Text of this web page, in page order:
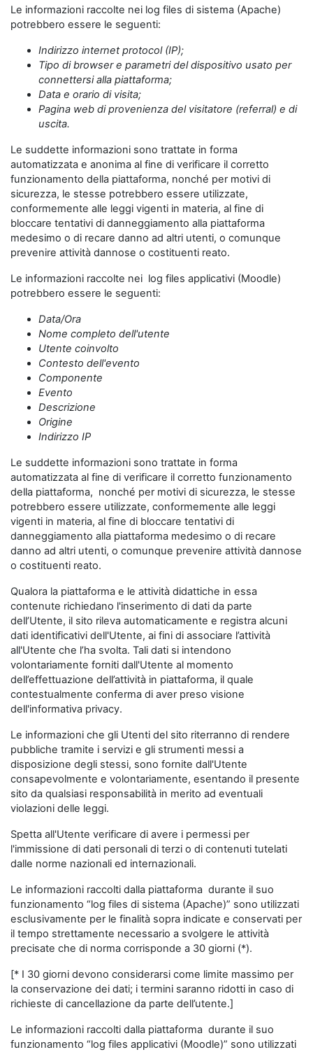
Le informazioni raccolte nei log files di sistema (Apache)
potrebbero essere le seguenti:
Indirizzo internet protocol (IP);
Tipo di browser e parametri del dispositivo usato per
connettersi alla piattaforma;
Data e orario di visita;
Pagina web di provenienza del visitatore (referral) e di
uscita.
Le suddette informazioni sono trattate in forma
automatizzata e anonima al fine di verificare il corretto
funzionamento della piattaforma, nonché per motivi di
sicurezza, le stesse potrebbero essere utilizzate,
conformemente alle leggi vigenti in materia, al fine di
bloccare tentativi di danneggiamento alla piattaforma
medesimo o di recare danno ad altri utenti, o comunque
prevenire attività dannose o costituenti reato.
Le informazioni raccolte nei log files applicativi (Moodle)
potrebbero essere le seguenti:
Data/Ora
Nome completo dell'utente
Utente coinvolto
Contesto dell'evento
Componente
Evento
Descrizione
Origine
Indirizzo IP
Le suddette informazioni sono trattate in forma
automatizzata al fine di verificare il corretto funzionamento
della piattaforma, nonché per motivi di sicurezza, le stesse
potrebbero essere utilizzate, conformemente alle leggi
vigenti in materia, al fine di bloccare tentativi di
danneggiamento alla piattaforma medesimo o di recare
danno ad altri utenti, o comunque prevenire attività dannose
o costituenti reato.
Qualora la piattaforma e le attività didattiche in essa
contenute richiedano l'inserimento di dati da parte
dell’Utente, il sito rileva automaticamente e registra alcuni
dati identificativi dell'Utente, ai fini di associare l’attività
all'Utente che l’ha svolta. Tali dati si intendono
volontariamente forniti dall'Utente al momento
dell’effettuazione dell’attività in piattaforma, il quale
contestualmente conferma di aver preso visione
dell'informativa privacy.
Le informazioni che gli Utenti del sito riterranno di rendere
pubbliche tramite i servizi e gli strumenti messi a
disposizione degli stessi, sono fornite dall'Utente
consapevolmente e volontariamente, esentando il presente
sito da qualsiasi responsabilità in merito ad eventuali
violazioni delle leggi.
Spetta all'Utente verificare di avere i permessi per
l'immissione di dati personali di terzi o di contenuti tutelati
dalle norme nazionali ed internazionali.
Le informazioni raccolti dalla piattaforma durante il suo
funzionamento “log files di sistema (Apache)” sono utilizzati
esclusivamente per le finalità sopra indicate e conservati per
il tempo strettamente necessario a svolgere le attività
precisate che di norma corrisponde a 30 giorni (*).
[* I 30 giorni devono considerarsi come limite massimo per
la conservazione dei dati; i termini saranno ridotti in caso di
richieste di cancellazione da parte dell’utente.]
Le informazioni raccolti dalla piattaforma durante il suo
funzionamento “log files applicativi (Moodle)” sono utilizzati